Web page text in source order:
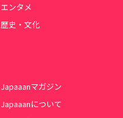
エンタメ
歴史・文化
Japaaanマガジン
Japaaanについて